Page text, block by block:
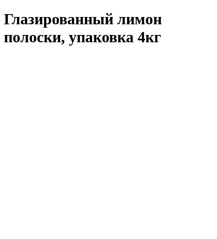
Глазированный лимон
полоски, упаковка 4кг